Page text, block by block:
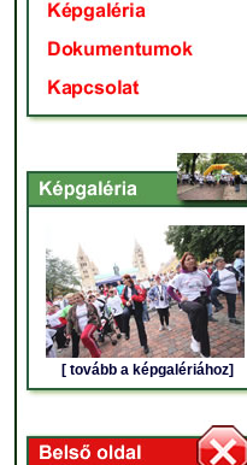
[ tovább a képgalériához]